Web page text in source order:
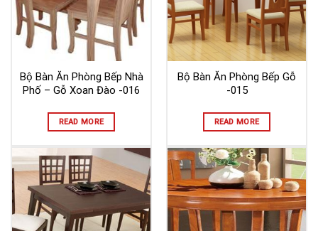
Bộ Bàn Ăn Phòng Bếp Nhà
Phố – Gỗ Xoan Đào -016
READ MORE
Bộ Bàn Ăn Phòng Bếp Gỗ
-015
READ MORE